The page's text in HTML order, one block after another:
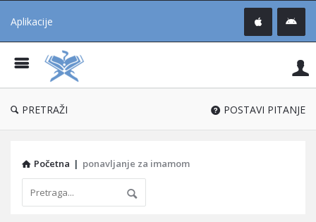
Aplikacije
®
PRETRAŽI POSTAVI PITANJE
Početna | ponavljanje za imamom